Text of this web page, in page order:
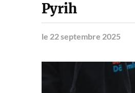
Pyrih
le 22 septembre 2025